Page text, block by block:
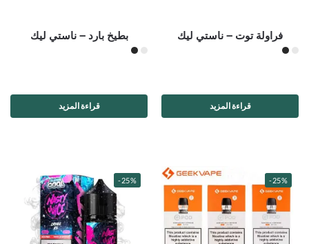
فراولة توت – ناستي ليك
قراءة المزيد
بطيخ بارد – ناستي ليك
قراءة المزيد
-25%
-25%